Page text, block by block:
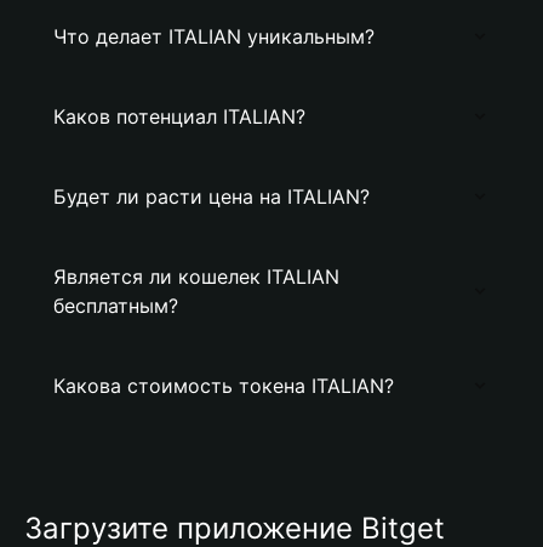
Что делает ITALIAN уникальным?
Каков потенциал ITALIAN?
Будет ли расти цена на ITALIAN?
Является ли кошелек ITALIAN
бесплатным?
Какова стоимость токена ITALIAN?
Загрузите приложение Bitget